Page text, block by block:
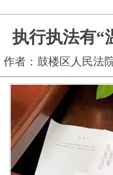
执行执法有“
作者：鼓楼区人民法